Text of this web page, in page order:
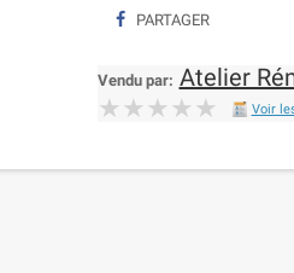
PARTAGER
Vendu par: Atelier
★★★★★
★★★★★ Voir